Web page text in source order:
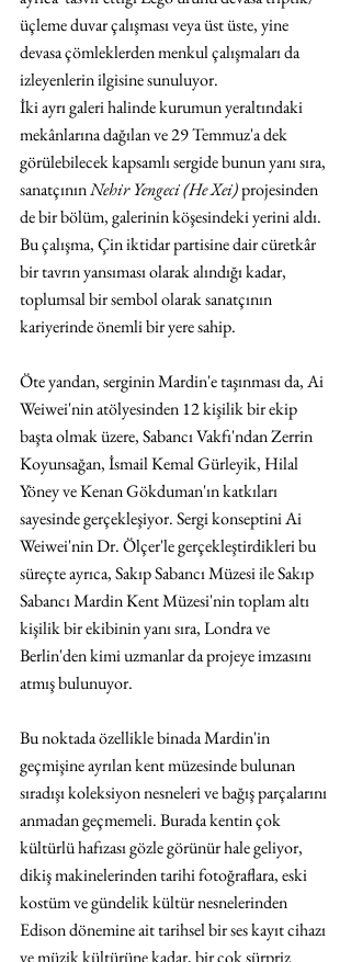
üçleme duvar çalışması veya üst üste, yine
devasa çömleklerden menkul çalışmaları da
izleyenlerin ilgisine sunuluyor.
İki ayrı galeri halinde kurumun yeraltındaki
mekânlarına dağılan ve 29 Temmuz'a dek
görülebilecek kapsamlı sergide bunun yanı sıra,
sanatçının Nehir Yengeci (He Xei) projesinden
de bir bölüm, galerinin köşesindeki yerini aldı.
Bu çalışma, Çin iktidar partisine dair cüretkâr
bir tavrın yansıması olarak alındığı kadar,
toplumsal bir sembol olarak sanatçının
kariyerinde önemli bir yere sahip.
Öte yandan, serginin Mardin'e taşınması da, Ai
Weiwei'nin atölyesinden 12 kişilik bir ekip
başta olmak üzere, Sabancı Vakfı'ndan Zerrin
Koyunsağan, İsmail Kemal Gürleyik, Hilal
Yöney ve Kenan Gökduman'ın katkıları
sayesinde gerçekleşiyor. Sergi konseptini Ai
Weiwei'nin Dr. Ölçer'le gerçekleştirdikleri bu
süreçte ayrıca, Sakıp Sabancı Müzesi ile Sakıp
Sabancı Mardin Kent Müzesi'nin toplam altı
kişilik bir ekibinin yanı sıra, Londra ve
Berlin'den kimi uzmanlar da projeye imzasını
atmış bulunuyor.
Bu noktada özellikle binada Mardin'in
geçmişine ayrılan kent müzesinde bulunan
sıradışı koleksiyon nesneleri ve bağış parçalarını
anmadan geçmemeli. Burada kentin çok
kültürlü hafızası gözle görünür hale geliyor,
dikiş makinelerinden tarihi fotoğraflara, eski
kostüm ve gündelik kültür nesnelerinden
Edison dönemine ait tarihsel bir ses kayıt cihazı